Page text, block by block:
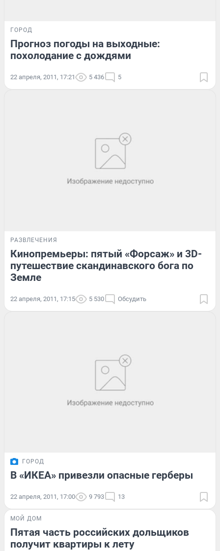
ГОРОД
Прогноз погоды на выходные:
похолодание с дождями
22 апреля, 2011, 17:21 5 436 5
РАЗВЛЕЧЕНИЯ
Кинопремьеры: пятый «Форсаж» и 3D-
путешествие скандинавского бога по
Земле
22 апреля, 2011, 17:15 5 530 Обсудить
ГОРОД
B «ИКЕА» привезли опасные герберы
22 апреля, 2011, 17:00 9 793 13
МОЙ ДОМ
Пятая часть российских дольщиков
получит квартиры к лету